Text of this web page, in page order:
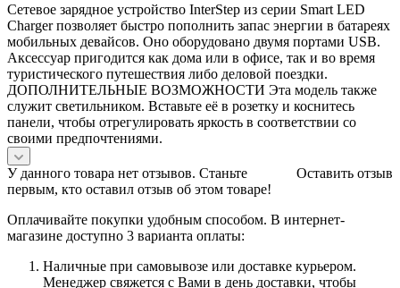
Сетевое зарядное устройство InterStep из серии Smart LED
Charger позволяет быстро пополнить запас энергии в батареях
мобильных девайсов. Оно оборудовано двумя портами USB.
Аксессуар пригодится как дома или в офисе, так и во время
туристического путешествия либо деловой поездки.
ДОПОЛНИТЕЛЬНЫЕ ВОЗМОЖНОСТИ Эта модель также
служит светильником. Вставьте её в розетку и коснитесь
панели, чтобы отрегулировать яркость в соответствии со
своими предпочтениями.
Оставить отзыв
У данного товара нет отзывов. Станьте
первым, кто оставил отзыв об этом товаре!
Оплачивайте покупки удобным способом. В интернет-
магазине доступно 3 варианта оплаты:
Наличные при самовывозе или доставке курьером.
Менеджер свяжется с Вами в день доставки, чтобы